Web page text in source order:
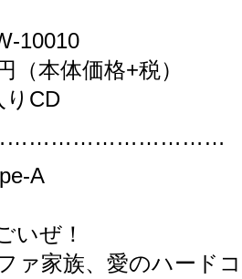
10010
（本体価格+税）
りCD
A
いぜ！
ァ家族、愛のハード